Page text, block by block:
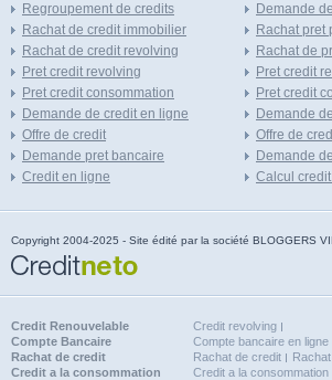
Regroupement de credits
Rachat de credit immobilier
Rachat de credit revolving
Pret credit revolving
Pret credit consommation
Demande de credit en ligne
Offre de credit
Demande pret bancaire
Credit en ligne
Demande
Rachat pret
Rachat de
Pret credit
Pret credit
Demande
Offre de
Demande
Calcul
Copyright 2004-2025 - Site édité par la société BLOGGERS
Credit Renouvelable
Credit revolving
Compte Bancaire
Compte bancaire en ligne
Rachat de credit
Rachat de credit
Credit a la consommation
Credit a la consommation